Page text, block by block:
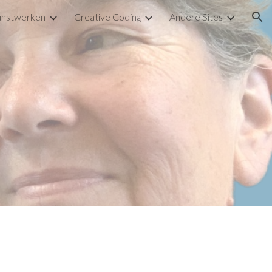
Creative Coding Andere Sites